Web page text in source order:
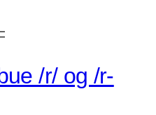
/r/ og /r-